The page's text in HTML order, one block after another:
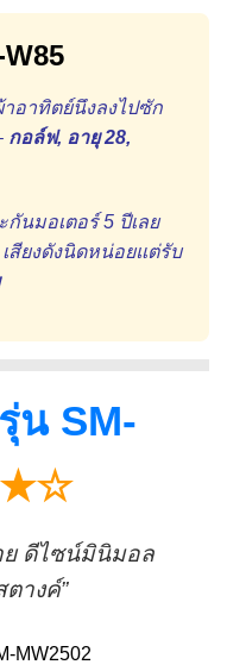
าอาทิตย์นึงลงไปซัก
กอล์ฟ, อายุ 28,
นมอเตอร์ 5 ปีเลย
สียงดังนิดหน่อยแต่รับ
น SM-
ย ดีไซน์มินิมอล
างค์”